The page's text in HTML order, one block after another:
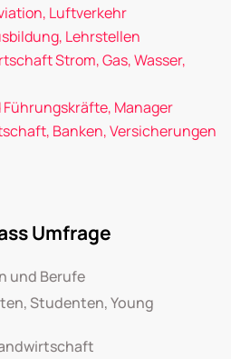
Luftverkehr
Lehrstellen
Strom, Gas, Wasser,
Manager
Banken, Versicherungen
Umfrage
und Berufe
Studenten, Young